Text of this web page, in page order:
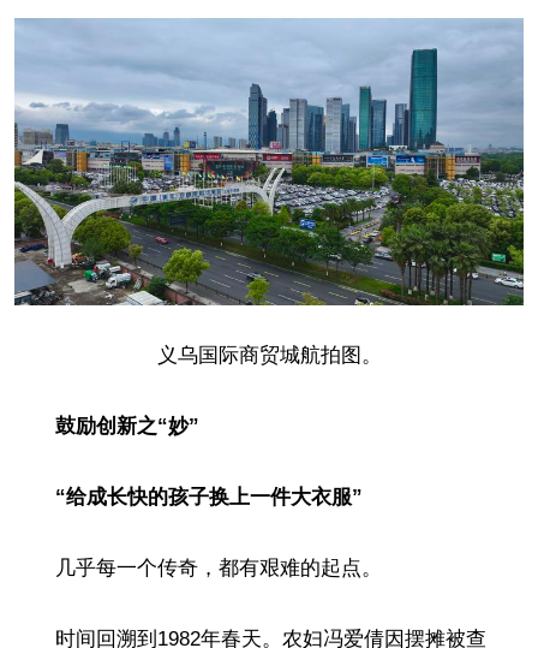
义乌国际商贸城航拍图。
鼓励创新之“妙”
“给成长快的孩子换上一件大衣服”
几乎每一个传奇，都有艰难的起点。
时间回溯到1982年春天。农妇冯爱倩因摆摊被查